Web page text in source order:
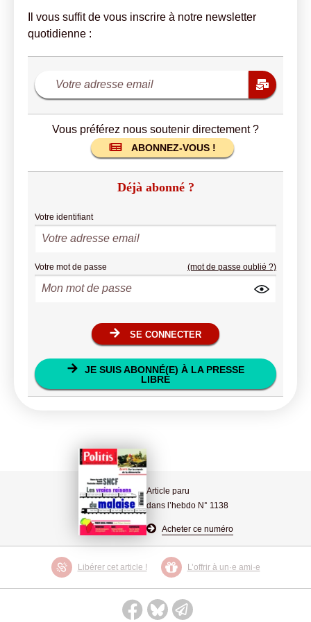
Article paru
dans l’hebdo N° 1138
Acheter ce numéro
Libérer cet article ! L’offrir à un·e ami·e
Il vous suffit de vous inscrire à notre newsletter
quotidienne :
Vous préférez nous soutenir directement ?
ABONNEZ-VOUS !
Déjà abonné ?
Votre identifiant
Votre mot de passe (mot de passe oublié ?)
SE CONNECTER
JE SUIS ABONNÉ(E) À LA PRESSE
LIBRE